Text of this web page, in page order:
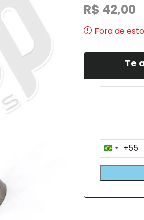
R$ 42,00
Fora de
Te
Brazil
+55
+55